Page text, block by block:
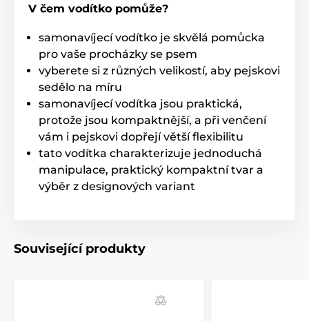
nebo projíždějící auto, vodítko Reedog Senza vám
dovolí přesnou kontrolu intuitivním ovládáním
brzdového tlačítka.Jedním stiskem si tak pohotově
přitáhnete, zastavíte nebo uvolnítespeciální lanko
vodítka, které se nikdy nezamotá
Technické specifikace se mohou změnit bez
výslovného upozornění. Obrázky mají pouze
ilustrativní charakter.
Produkt je zařazen v kategoriích
Lanková Pro malé psy
V čem vodítko pomůže?
samonavíjecí vodítko je skvělá pomůcka
pro vaše procházky se psem
vyberete si z různých velikostí, aby pejskovi
sedělo na míru
samonavíjecí vodítka jsou praktická,
protože jsou kompaktnější, a při venčení
vám i pejskovi dopřejí větší flexibilitu
tato vodítka charakterizuje jednoduchá
manipulace, praktický kompaktní tvar a
výběr z designových variant
Související produkty